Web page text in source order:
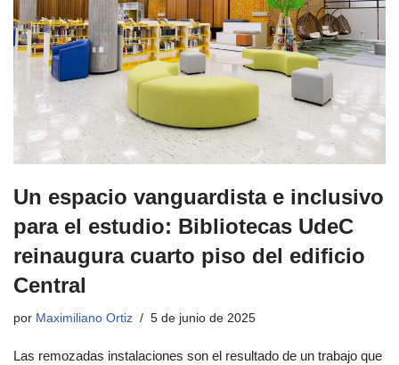
Un espacio vanguardista e inclusivo
para el estudio: Bibliotecas UdeC
reinaugura cuarto piso del edificio
Central
por Maximiliano Ortiz 5 de junio de 2025
Las remozadas instalaciones son el resultado de un trabajo que